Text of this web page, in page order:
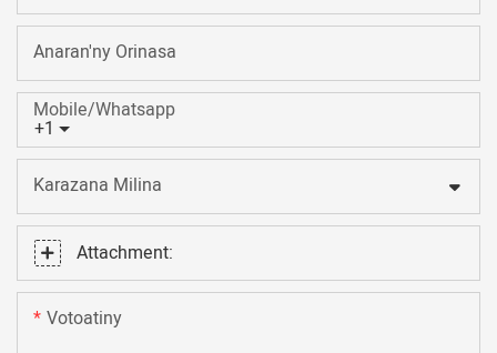
Anaran'ny Orinasa
+1
Mobile/Whatsapp
Karazana Milina
Attachment:
Votoatiny